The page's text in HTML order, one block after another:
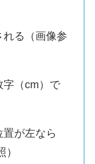
る（画像参
（cm）で
が左なら